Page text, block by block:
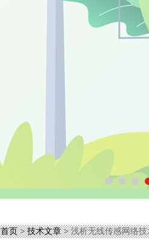
首页>技术文章> 浅析无线传感网络